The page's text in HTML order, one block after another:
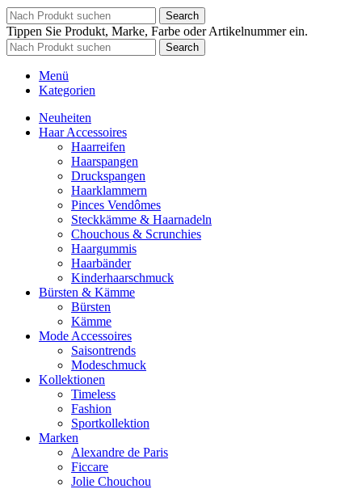
Search
Tippen Sie Produkt, Marke, Farbe oder Artikelnummer ein.
Search
Menü
Kategorien
Neuheiten
Haar Accessoires
Haarreifen
Haarspangen
Druckspangen
Haarklammern
Pinces Vendômes
Steckkämme & Haarnadeln
Chouchous & Scrunchies
Haargummis
Haarbänder
Kinderhaarschmuck
Bürsten & Kämme
Bürsten
Kämme
Mode Accessoires
Saisontrends
Modeschmuck
Kollektionen
Timeless
Fashion
Sportkollektion
Marken
Alexandre de Paris
Ficcare
Jolie Chouchou